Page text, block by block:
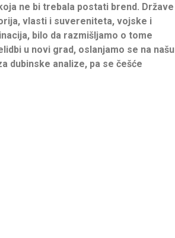
ne bi trebala postati brend. Države
vlasti i suvereniteta, vojske i
bilo da razmišljamo o tome
u novi grad, oslanjamo se na našu
dubinske analize, pa se češće